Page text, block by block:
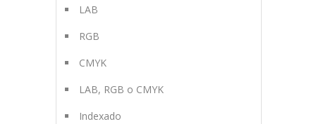
LAB
RGB
CMYK
LAB, RGB o CMYK
Indexado